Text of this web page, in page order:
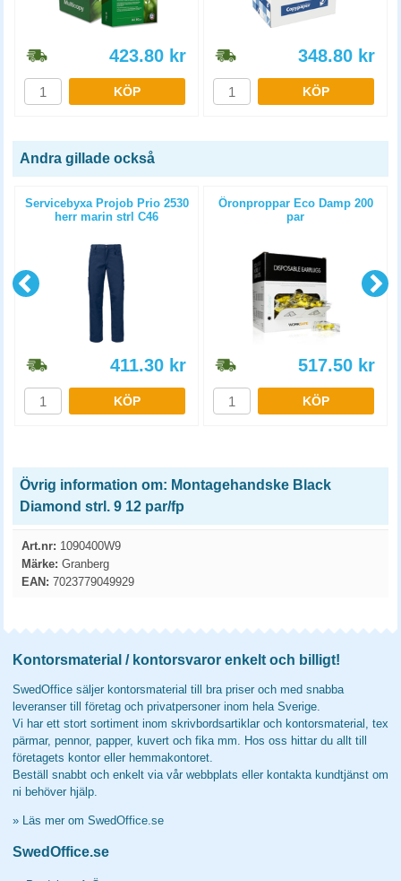
423.80 kr
KÖP
348.80 kr
KÖP
Andra gillade också
Servicebyxa Projob Prio 2530
herr marin strl C46
411.30 kr
KÖP
Öronproppar Eco Damp 200
par
517.50 kr
KÖP
Övrig information om: Montagehandske Black
Diamond strl. 9 12 par/fp
Art.nr: 1090400W9
Märke: Granberg
EAN: 7023779049929
Kontorsmaterial / kontorsvaror enkelt och billigt!
SwedOffice säljer kontorsmaterial till bra priser och med snabba
leveranser till företag och privatpersoner inom hela Sverige.
Vi har ett stort sortiment inom skrivbordsartiklar och kontorsmaterial, tex
pärmar, pennor, papper, kuvert och fika mm. Hos oss hittar du allt till
företagets kontor eller hemmakontoret.
Beställ snabbt och enkelt via vår webbplats eller kontakta kundtjänst om
ni behöver hjälp.
» Läs mer om SwedOffice.se
SwedOffice.se